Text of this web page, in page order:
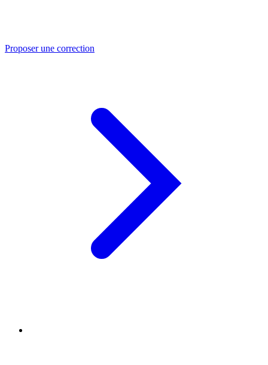
Proposer une correction